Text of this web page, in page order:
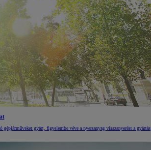
gépjárműveket gyárt, figyelembe véve a nyersanyag visszanyerést a gyártás